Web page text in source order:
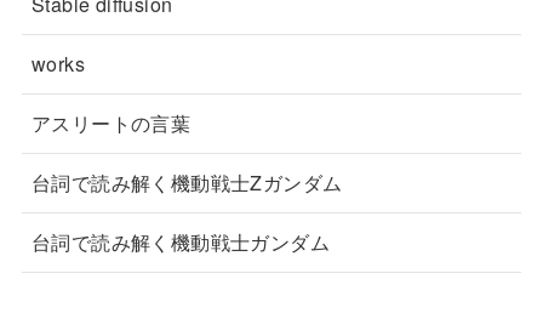
works
アスリートの言葉
台詞で読み解く機動戦士Zガンダム
台詞で読み解く機動戦士ガンダム